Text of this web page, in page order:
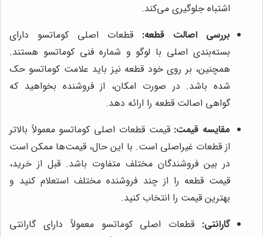
اشتباه جلوگیری می‌کند.
بررسی اصالت قطعه: قطعات اصلی کوماتسو دارای
بسته‌بندی اصلی با لوگو و شماره فنی کوماتسو هستند.
همچنین، بر روی خود قطعه نیز باید علامت کوماتسو حک
شده باشد. در صورت امکان، از فروشنده بخواهید که
گواهی اصالت قطعه را ارائه دهد.
مقایسه قیمت: قیمت قطعات اصلی کوماتسو معمولاً بالاتر
از قطعات غیراصلی است. با این حال، قیمت‌ها ممکن است
در بین فروشندگان مختلف متفاوت باشد. قبل از خرید،
قیمت قطعه را از چند فروشنده مختلف استعلام کنید و
بهترین قیمت را انتخاب کنید.
گارانتی: قطعات اصلی کوماتسو معمولاً دارای گارانتی